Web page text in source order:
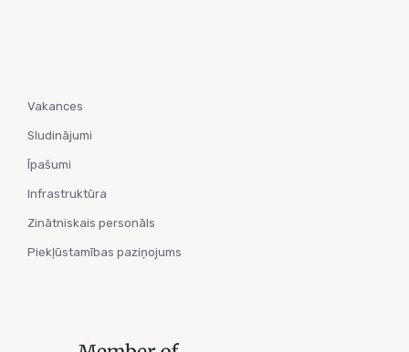
Vakances
Sludinājumi
Īpašumi
Infrastruktūra
Zinātniskais personāls
Piekļūstamības paziņojums